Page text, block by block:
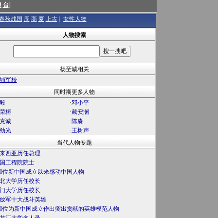
台]
秋战国 周 商 夏 上古 女性人物
人物搜索
杨至诚相关
军校
同时期更多人物
·邓小平
桓 ·戴安澜
诚 ·陈赓
光 ·王树声
当代人物专题
西亚历任总理
工程院院士
位新中国成立以来感动中国人物
大学历任校长
大学历任校长
军十大战斗英雄
位为新中国成立作出突出贡献的英雄模范人物